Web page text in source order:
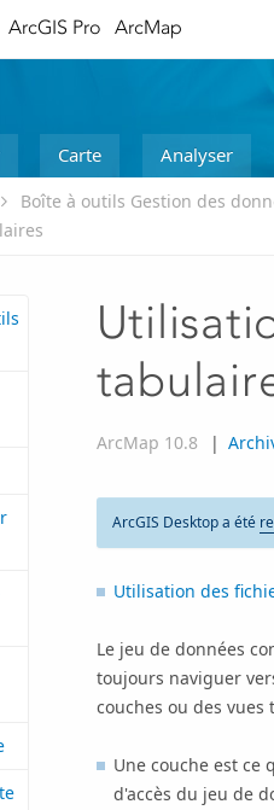
ArcGIS Pro ArcMap
Carte Analyser
Boîte à outils Gestion des
ArcMap 10.8 |
ArcGIS Desktop a été
Utilisation des
Le jeu de données
toujours naviguer
couches ou des
Une couche est
d'accès du jeu de